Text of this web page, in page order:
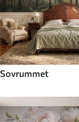
Sovrummet